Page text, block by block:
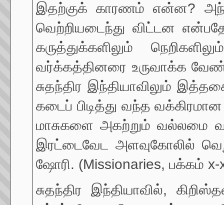
இதற்குக் காரணம் என்ன? அந்த
வெற்றியடைந்து விட்டன
கருத்துக்களிலும்
வர்க்கத்தினரை உருவாக்க
சுதந்திர இந்தியாவிலும்
கடைப் பிடித்து வந்த
மாசுகளை அகற்றும் வல்லமை
இரட்டைவேட அளவுகோலில்
ஷோரி. (Missionaries, பக்கம் x-
சுதந்திர இந்தியாவில்,